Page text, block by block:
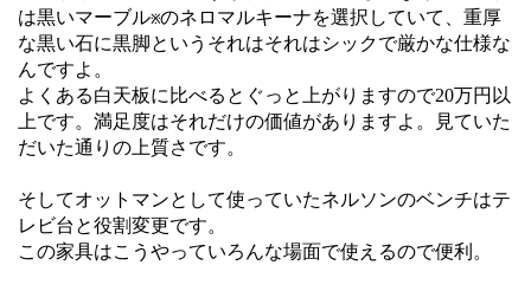
は黒いマーブル※のネロマルキーナを選択していて、重厚
な黒い石に黒脚というそれはそれはシックで厳かな仕様な
んですよ。
よくある白天板に比べるとぐっと上がりますので20万円以
上です。満足度はそれだけの価値がありますよ。見ていた
だいた通りの上質さです。
そしてオットマンとして使っていたネルソンのベンチはテ
レビ台と役割変更です。
この家具はこうやっていろんな場面で使えるので便利。